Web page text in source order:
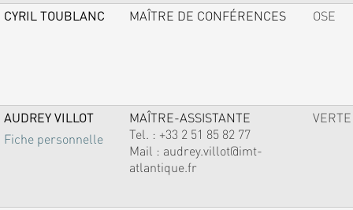
CYRIL TOUBLANC MAÎTRE DE CONFÉRENCES OSE
AUDREY VILLOT
Fiche personnelle
MAÎTRE-ASSISTANTE
Tel. : +33 2 51 85 82 77
Mail : audrey.villot@imt-
atlantique.fr
VERTE